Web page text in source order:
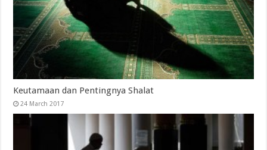
Keutamaan dan Pentingnya Shalat
24 March 2017